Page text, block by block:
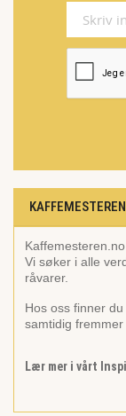
Vi søker i alle
råvarer.
Hos oss finner
samtidig
Lær mer i vårt